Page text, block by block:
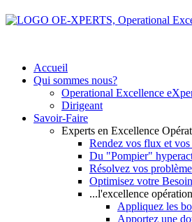
Accueil
Qui sommes nous?
Operational Excellence
Dirigeant
Savoir-Faire
Experts en Excellence
Rendez vos flux et
Du "Pompier"
Résolvez vos
Optimisez votre
...l'excellence
Appliquez les
Apportez une